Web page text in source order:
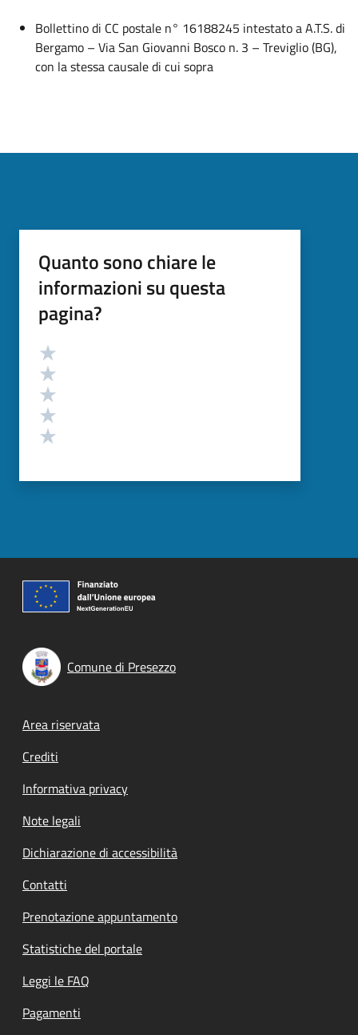
Bollettino di CC postale n° 16188245 intestato a A.T.S. di
Bergamo – Via San Giovanni Bosco n. 3 – Treviglio (BG),
con la stessa causale di cui sopra
Quanto sono chiare le
informazioni su questa
pagina?
Valutazione
Comune di Presezzo
Footer menu
Area riservata
Crediti
Informativa privacy
Note legali
Dichiarazione di accessibilità
Contatti
Prenotazione appuntamento
Statistiche del portale
Leggi le FAQ
Pagamenti